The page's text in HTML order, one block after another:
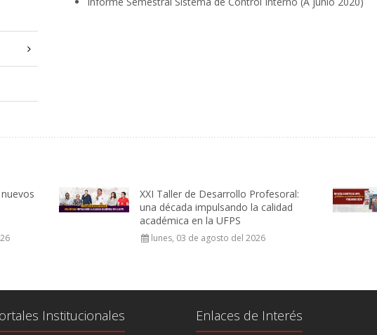
XXI Taller de Desarrollo Profesoral:
una década impulsando la calidad
académica en la UFPS
lunes, 03 de agosto del 2026
Institucionales Enlaces de Interés